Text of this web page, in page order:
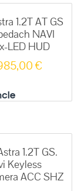
1.2T AT GS
NAVI
LED HUD
€
1.2T GS.
Keyless
ACC SHZ